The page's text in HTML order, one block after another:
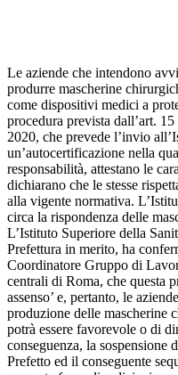
Le aziende che intendono
produrre mascherine
come dispositivi medici a
procedura prevista dall’art.
2020, che prevede l’invio
un’autocertificazione nella
responsabilità, attestano le
dichiarano che le stesse
alla vigente normativa.
circa la rispondenza delle
L’Istituto Superiore della
Prefettura in merito, ha
Coordinatore Gruppo di
centrali di Roma, che questa
assenso’ e, pertanto, le
produzione delle mascherine
potrà essere favorevole o di
conseguenza, la sospensione
Prefetto ed il conseguente